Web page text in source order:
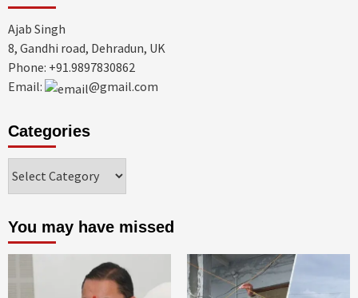
Ajab Singh
8, Gandhi road, Dehradun, UK
Phone: +91.9897830862
Email:
@gmail.com
Categories
You may have missed